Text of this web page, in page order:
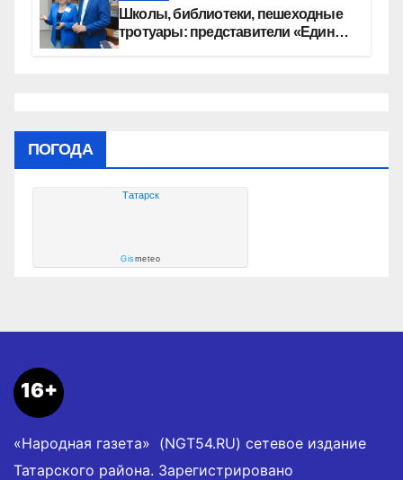
Школы, библиотеки, пешеходные
тротуары: представители «Единой
ПОГОДА
Татарск
Gismeteo
16+
«Народная газета» (NGT54.RU) сетевое издание
Татарского района. Зарегистрировано